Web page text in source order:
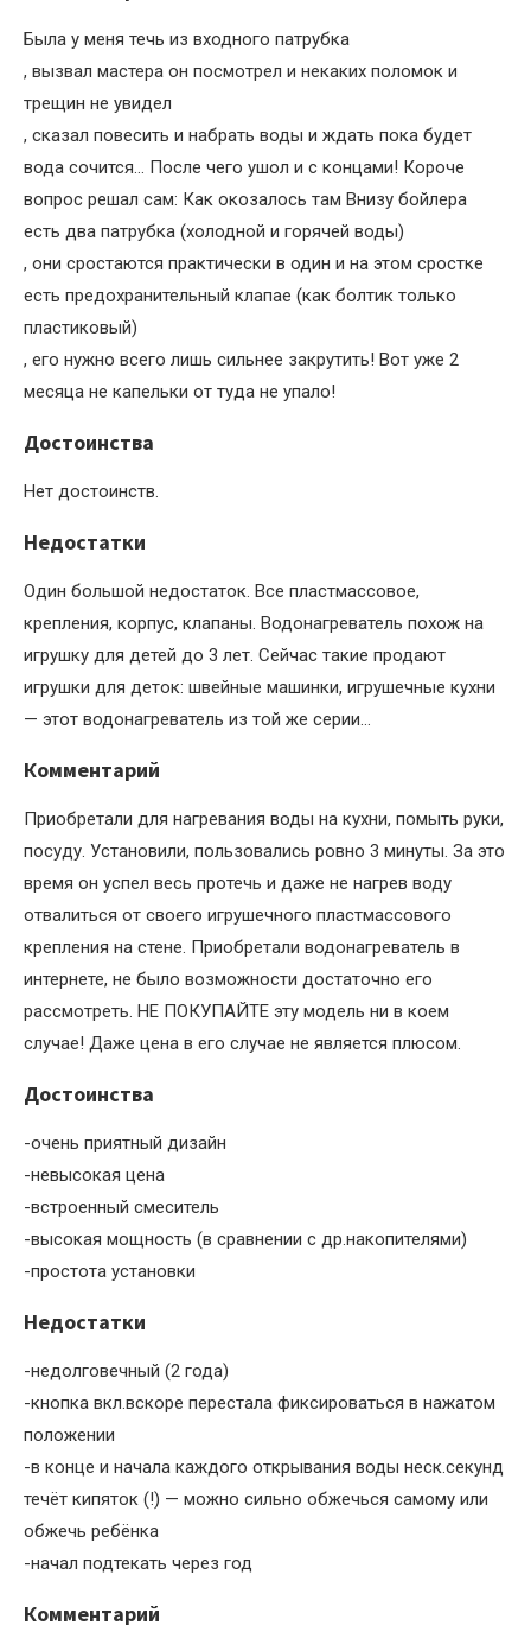
Была у меня течь из входного патрубка
, вызвал мастера он посмотрел и некаких поломок и
трещин не увидел
, сказал повесить и набрать воды и ждать пока будет
вода сочится… После чего ушол и с концами! Короче
вопрос решал сам: Как окозалось там Внизу бойлера
есть два патрубка (холодной и горячей воды)
, они сростаются практически в один и на этом сростке
есть предохранительный клапае (как болтик только
пластиковый)
, его нужно всего лишь сильнее закрутить! Вот уже 2
месяца не капельки от туда не упало!
Достоинства
Нет достоинств.
Недостатки
Один большой недостаток. Все пластмассовое,
крепления, корпус, клапаны. Водонагреватель похож на
игрушку для детей до 3 лет. Сейчас такие продают
игрушки для деток: швейные машинки, игрушечные кухни
— этот водонагреватель из той же серии…
Комментарий
Приобретали для нагревания воды на кухни, помыть руки,
посуду. Установили, пользовались ровно 3 минуты. За это
время он успел весь протечь и даже не нагрев воду
отвалиться от своего игрушечного пластмассового
крепления на стене. Приобретали водонагреватель в
интернете, не было возможности достаточно его
рассмотреть. НЕ ПОКУПАЙТЕ эту модель ни в коем
случае! Даже цена в его случае не является плюсом.
Достоинства
-очень приятный дизайн
-невысокая цена
-встроенный смеситель
-высокая мощность (в сравнении с др.накопителями)
-простота установки
Недостатки
-недолговечный (2 года)
-кнопка вкл.вскоре перестала фиксироваться в нажатом
положении
-в конце и начала каждого открывания воды неск.секунд
течёт кипяток (!) — можно сильно обжечься самому или
обжечь ребёнка
-начал подтекать через год
Комментарий